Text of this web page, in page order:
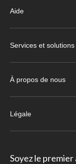
Aide
Services et solutions
À propos de nous
Légale
Soyez le premier